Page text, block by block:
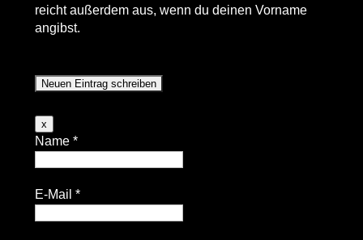
reicht außerdem aus, wenn du deinen Vorname
angibst.
xDieses
Formular
ausblenden
Name *
E-Mail *